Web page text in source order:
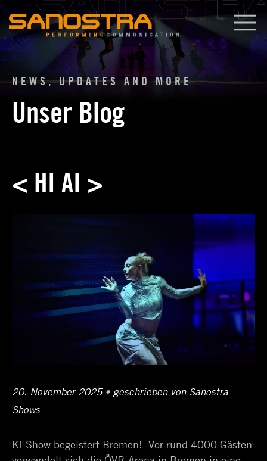
Inhalt
springen
NEWS, UPDATES AND MORE
Unser Blog
< HI AI >
Posted
on
20. November 202521.
• Author
geschrieben von Sanostra
Shows
KI Show begeistert Bremen! Vor rund 4000 Gästen